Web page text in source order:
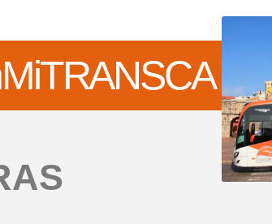
TRANSCA